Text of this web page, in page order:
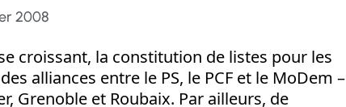
2008
croissant, la constitution de listes pour les
alliances entre le PS, le PCF et le MoDem –
Grenoble et Roubaix. Par ailleurs, de